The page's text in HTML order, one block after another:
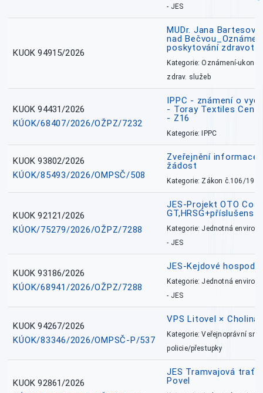
- JES
KUOK 94915/2026
MUDr. Jana
nad
poskytování
Kategorie: Oznámení-
zdrav. služeb
KUOK 94431/2026
KÚOK/68407/2026/OŽPZ/7232
IPPC - známení o
- Toray Textiles
- Z16
Kategorie: IPPC
KUOK 93802/2026
KÚOK/85493/2026/OMPSČ/508
Zveřejnění informace
žádost
Kategorie: Zákon č.106/1999
KUOK 92121/2026
KÚOK/75279/2026/OŽPZ/7288
JES-Projekt OTO
Kategorie: Jednotná
- JES
KUOK 93186/2026
KÚOK/68941/2026/OŽPZ/7288
JES-Kejdové
Kategorie: Jednotná
- JES
KUOK 94267/2026
KÚOK/83346/2026/OMPSČ-P/537
VPS Litovel ×
Kategorie: Veřejnoprávní
policie/přestupky
KUOK 92861/2026
JES Tramvajová trať
Povel